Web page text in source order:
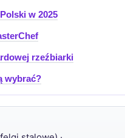
w 2025
rzeźbiarki
wybrać?